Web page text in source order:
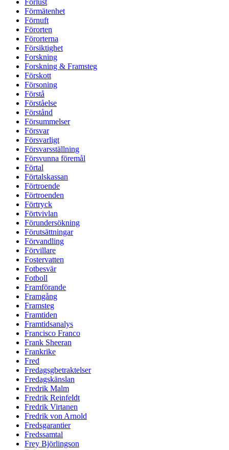
Förmätenhet
Förnuft
Förorten
Förorterna
Försiktighet
Forskning
Forskning & Framsteg
Förskott
Försoning
Förstå
Förståelse
Förstånd
Försummelser
Försvar
Försvarligt
Försvarsställning
Försvunna föremål
Förtal
Förtalskassan
Förtroende
Förtroenden
Förtryck
Förtvivlan
Förundersökning
Förutsättningar
Förvandling
Förvillare
Fostervatten
Fotbesvär
Fotboll
Framförande
Framgång
Framsteg
Framtiden
Framtidsanalys
Francisco Franco
Frank Sheeran
Frankrike
Fred
Fredagsgbetraktelser
Fredagskänslan
Fredrik Malm
Fredrik Reinfeldt
Fredrik Virtanen
Fredrik von Arnold
Fredsgarantier
Fredssamtal
Frey Björlingson